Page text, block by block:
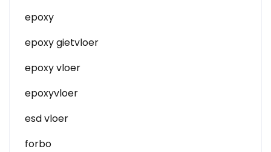
epoxy
epoxy gietvloer
epoxy vloer
epoxyvloer
esd vloer
forbo